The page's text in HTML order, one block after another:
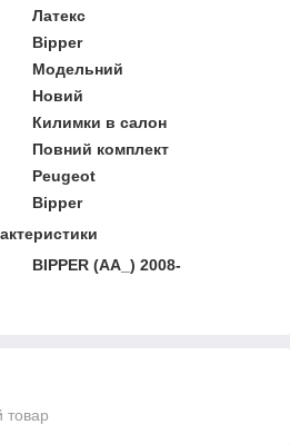
Латекс
Bipper
Модельний
Новий
Килимки в салон
Повний комплект
Peugeot
Bipper
BIPPER (AA_) 2008-
товар